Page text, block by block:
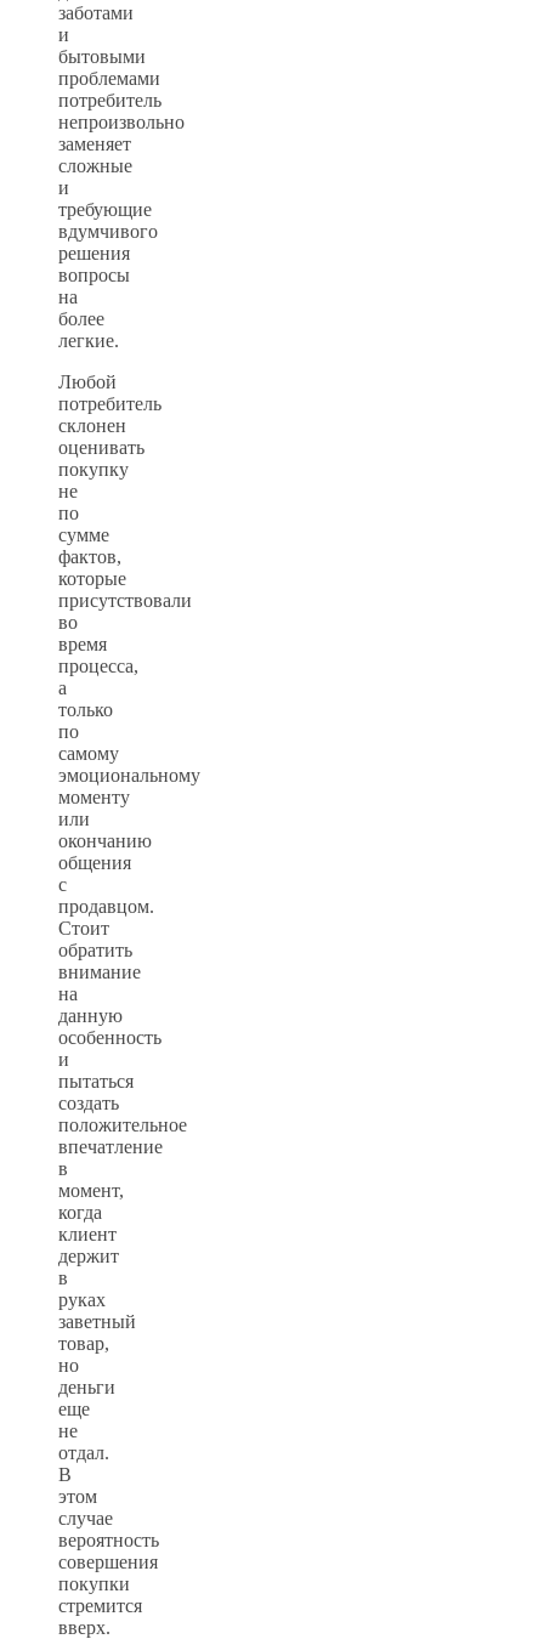
заботами
и
бытовыми
проблемами
потребитель
непроизвольно
заменяет
сложные
и
требующие
вдумчивого
решения
вопросы
на
более
легкие.
Любой
потребитель
склонен
оценивать
покупку
не
по
сумме
фактов,
которые
присутствовали
во
время
процесса,
а
только
по
самому
эмоциональному
моменту
или
окончанию
общения
с
продавцом.
Стоит
обратить
внимание
на
данную
особенность
и
пытаться
создать
положительное
впечатление
в
момент,
когда
клиент
держит
в
руках
заветный
товар,
но
деньги
еще
не
отдал.
В
этом
случае
вероятность
совершения
покупки
стремится
вверх.